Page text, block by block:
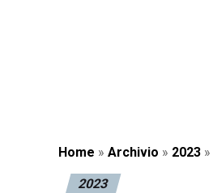
Home » Archivio » 2023 »
2023